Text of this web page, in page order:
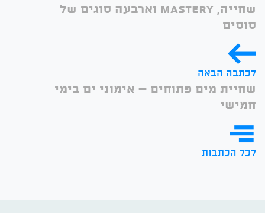
שחייה, Mastery וארבעה סוגים של
סוסים
לכתבה הבאה
שחיית מים פתוחים – אימוני ים בימי
חמישי
לכל הכתבות